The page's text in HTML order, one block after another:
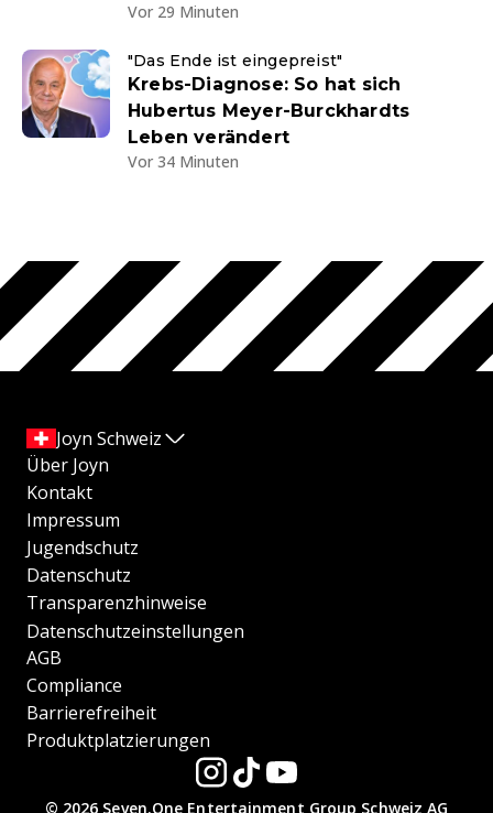
Vor 29 Minuten
"Das Ende ist eingepreist"
Krebs-Diagnose: So hat sich
Hubertus Meyer-Burckhardts
Leben verändert
Vor 34 Minuten
Joyn Schweiz
Über Joyn
Kontakt
Impressum
Jugendschutz
Datenschutz
Transparenzhinweise
Datenschutzeinstellungen
AGB
Compliance
Barrierefreiheit
Produktplatzierungen
© 2026 Seven.One Entertainment Group Schweiz AG